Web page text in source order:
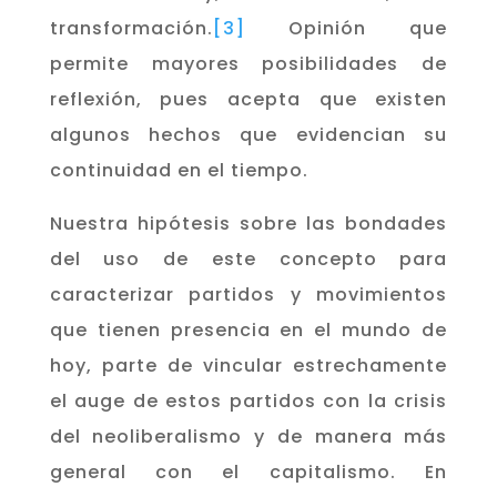
transformación. [3]
Opinión que
permite mayores posibilidades de
reflexión, pues acepta que existen
algunos hechos que evidencian su
continuidad en el tiempo.
Nuestra hipótesis sobre las bondades
del uso de este concepto para
caracterizar partidos y movimientos
que tienen presencia en el mundo de
hoy, parte de vincular estrechamente
el auge de estos partidos con la crisis
del neoliberalismo y de manera más
general con el capitalismo. En